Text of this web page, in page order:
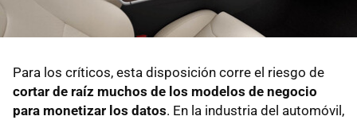
Para los críticos, esta disposición corre el riesgo de
cortar de raíz muchos de los modelos de negocio
para monetizar los datos. En la industria del automóvil,